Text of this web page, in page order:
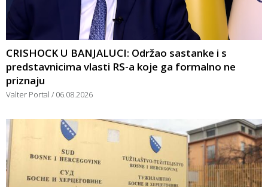
CRISHOCK U BANJALUCI: Održao sastanke i s
predstavnicima vlasti RS-a koje ga formalno ne
priznaju
Valter Portal 06.08.2026